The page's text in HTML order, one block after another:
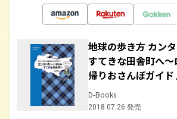
地球の歩き方 カン
すてきな田舎町へ
帰りおさんぽガイ
D-Books
2018.07.26 発売